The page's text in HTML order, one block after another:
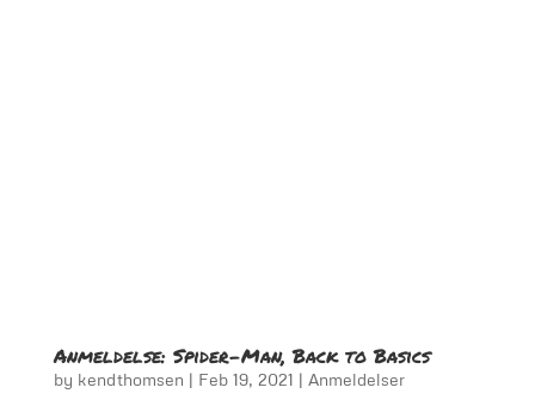
Anmeldelse: Spider-Man, Back to Basics
by kendthomsen | Feb 19, 2021 | Anmeldelser